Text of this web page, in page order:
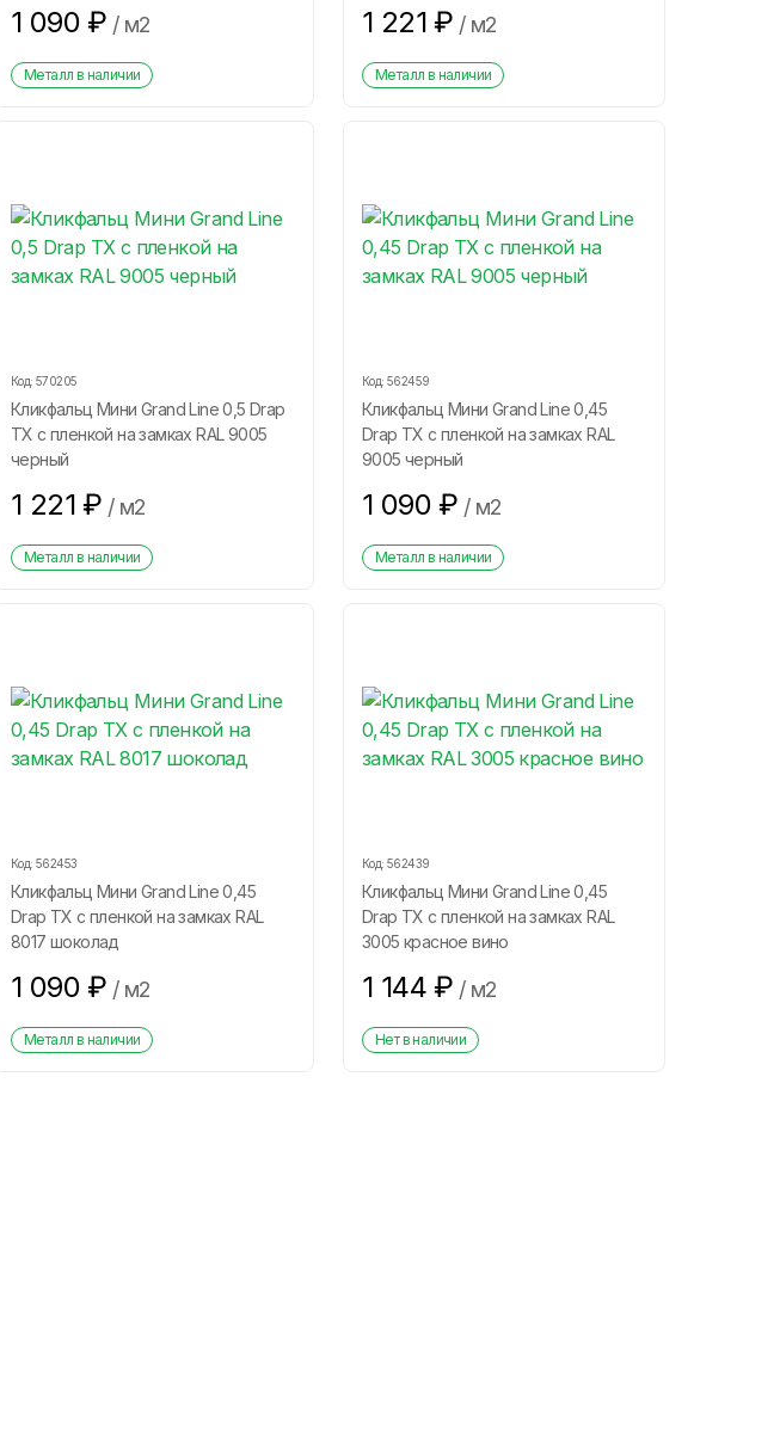
1 090₽ / м2
Металл в наличии
1 221₽ / м2
Металл в наличии
Код: 570205
Кликфальц Мини Grand Line 0,5 Drap
ТХ с пленкой на замках RAL 9005
черный
1 221₽ / м2
Металл в наличии
Код: 562459
Кликфальц Мини Grand Line 0,45
Drap ТХ с пленкой на замках RAL
9005 черный
1 090₽ / м2
Металл в наличии
Код: 562453
Кликфальц Мини Grand Line 0,45
Drap ТХ с пленкой на замках RAL
8017 шоколад
1 090₽ / м2
Металл в наличии
Код: 562439
Кликфальц Мини Grand Line 0,45
Drap ТХ с пленкой на замках RAL
3005 красное вино
1 144₽ / м2
Нет в наличии